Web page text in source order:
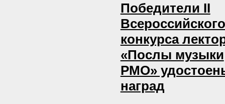
Победители II
Всероссийского
конкурса
«Послы музыки
РМО»
наград